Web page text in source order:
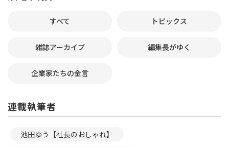
すべて トピックス
雑誌アーカイブ 編集長がゆく
企業家たちの金言
連載執筆者
池田ゆう【社長のおしゃれ】